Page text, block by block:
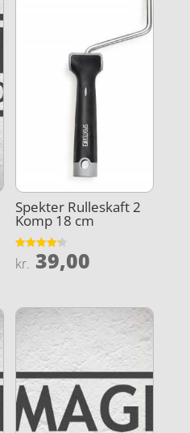
Spekter Rulleskaft 2
Komp 18 cm
Vurderet
4.2
kr. 39,00